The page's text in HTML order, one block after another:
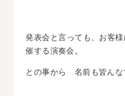
発表会と言っても、お客
催する演奏会。
との事から 名前も皆んな